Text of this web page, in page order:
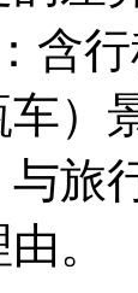
含
车）
与旅
。